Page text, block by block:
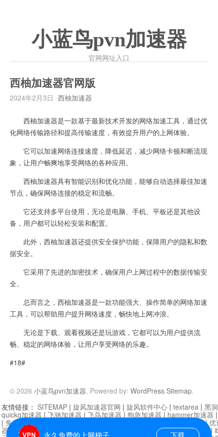
小蓝鸟pvn加速器
官网网址入口
西柚加速器官网版
2024年2月3日 西柚加速器
西柚加速器是一款基于最新技术开发的网络加速工具，通过优
化网络传输路径和提高传输速度，有效提升用户的上网体验。
它可以加速网络连接速度，降低延迟，减少网络卡顿和断流现
象，让用户畅爽地享受网络的各种应用。
西柚加速器具有智能识别和优化功能，能够自动选择最佳加速
节点，确保网络连接的稳定和流畅。
它还支持多平台使用，无论是电脑、手机、平板还是其他设
备，用户都可以轻松安装和配置。
此外，西柚加速器还提供安全保护功能，保障用户的隐私和数
据安全。
它采用了先进的加密技术，确保用户上网过程中的数据传输安
全。
总而言之，西柚加速器是一款功能强大、操作简单的网络加速
工具，可以帮助用户提升网络速度，畅快地上网冲浪。
无论是下载、观看视频还是玩游戏，它都可以为用户提供流
畅、稳定的网络体验，让用户享受网络的乐趣。
#18#
© 2026 小蓝鸟pvn加速器. Powered by: WordPress.Sitemap.
永久免费的上网梯子 下载
友情链接： SITEMAP | 旋风加速器官网 | 旋风软件中心 | textarea | 黑
quickq加速器 | 飞驰加速器 | 飞鸟加速器 | 狗急加速器 | hammer加速器
| 免费vqn加速外网 迷雾通|优
器| 快柠檬加速器 |黑洞加速 |falemon 快橙加速器|anycast加速器 |